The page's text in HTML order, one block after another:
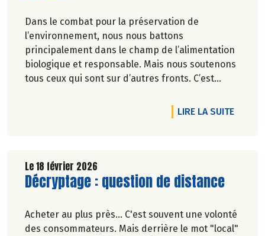
Dans le combat pour la préservation de
l’environnement, nous nous battons
principalement dans le champ de l’alimentation
biologique et responsable. Mais nous soutenons
tous ceux qui sont sur d’autres fronts. C’est
nouvelle fois son soutien à la série
documentaireImmersion : une aventure
LIRE LA SUITEDE
Le 18 février 2026
Lire la suite de l'article
Décryptage : question de distance
Acheter au plus près... C'est souvent une volonté
des consommateurs. Mais derrière le mot "local"